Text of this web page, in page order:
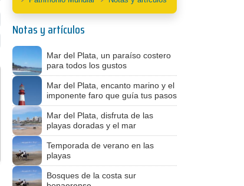
Notas y artículos
Mar del Plata, un paraíso costero
para todos los gustos
Mar del Plata, encanto marino y el
imponente faro que guía tus pasos
Mar del Plata, disfruta de las
playas doradas y el mar
Temporada de verano en las
playas
Bosques de la costa sur